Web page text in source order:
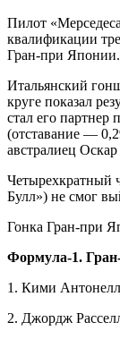
Пилот
квалификации
Гран‑при Японии.
Итальянский
круге показал
стал его партнер
(отставание —
австралиец
Четырехкратный
Булл») не смог
Гонка Гран‑при
Формула‑1.
1. Кими
2. Джордж